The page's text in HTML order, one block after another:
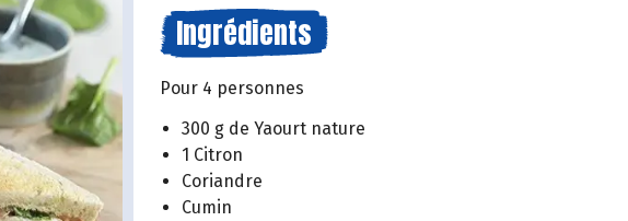
Ingrédients
Pour 4 personnes
300 g de Yaourt nature
1 Citron
Coriandre
Cumin